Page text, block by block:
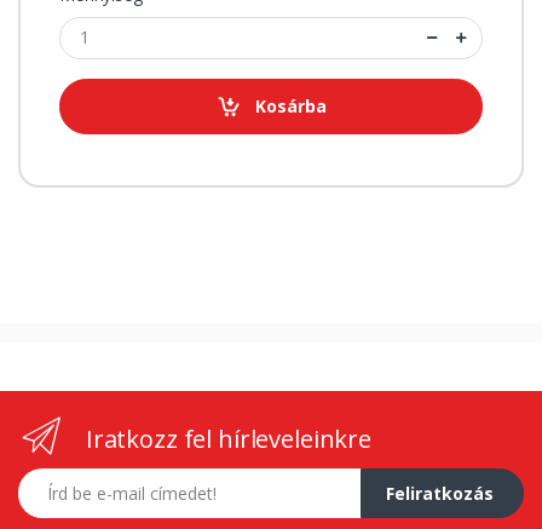
Kosárba
Iratkozz fel hírleveleinkre
E-mail címed
Feliratkozás